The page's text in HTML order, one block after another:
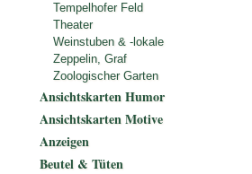
Tempelhofer Feld
Theater
Weinstuben & -lokale
Zeppelin, Graf
Zoologischer Garten
Ansichtskarten Humor
Ansichtskarten Motive
Anzeigen
Beutel & Tüten